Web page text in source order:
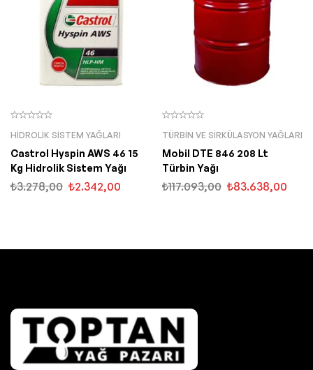
HIDROLIK SISTEM YAĞLARI
Castrol Hyspin AWS 46 15
Kg Hidrolik Sistem Yağı
₺3.278,00 ₺2.342,00
TÜRBIN VE SIRKÜLASYON YAĞLARI
Mobil DTE 846 208 Lt
Türbin Yağı
₺117.093,00 ₺83.638,00